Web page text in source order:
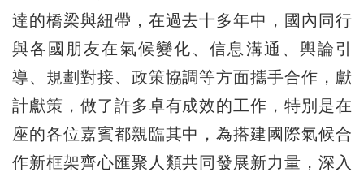
達的橋梁與紐帶，在過去十多年中，國內同行
與各國朋友在氣候變化、信息溝通、輿論引
導、規劃對接、政策協調等方面攜手合作，獻
計獻策，做了許多卓有成效的工作，特別是在
座的各位嘉賓都親臨其中，為搭建國際氣候合
作新框架齊心匯聚人類共同發展新力量，深入